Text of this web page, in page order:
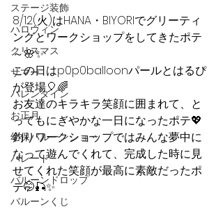
ステージ装飾
ハロウィン
クリスマス
サマー
バレンタイン
お正月
幼保バルーンショー
パレード
バルーンドロップ
バルーンくじ
8/12(火)はHANA・BIYORIでグリーティ
ングとワークショップをしてきたポテ
～🌸✨
この日はp0p0balloonパールとはるぴ
が登場🎈🌈
お友達のキラキラ笑顔に囲まれて、と
ってもにぎやかな一日になったポテ💖
釣りワークショップではみんな夢中に
なって遊んでくれて、完成した時に見
せてくれた笑顔が最高に素敵だったポ
テ🤭🎣✨